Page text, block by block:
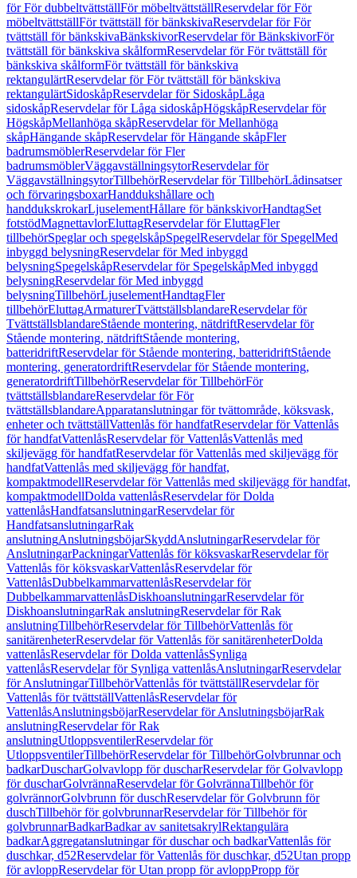
för För dubbeltvättställFör möbeltvättställReservdelar för För
möbeltvättställFör tvättställ för bänkskivaReservdelar för För
tvättställ för bänkskivaBänkskivorReservdelar för BänkskivorFör
tvättställ för bänkskiva skålformReservdelar för För tvättställ för
bänkskiva skålformFör tvättställ för bänkskiva
rektangulärtReservdelar för För tvättställ för bänkskiva
rektangulärtSidoskåpReservdelar för SidoskåpLåga
sidoskåpReservdelar för Låga sidoskåpHögskåpReservdelar för
HögskåpMellanhöga skåpReservdelar för Mellanhöga
skåpHängande skåpReservdelar för Hängande skåpFler
badrumsmöblerReservdelar för Fler
badrumsmöblerVäggavställningsytorReservdelar för
VäggavställningsytorTillbehörReservdelar för TillbehörLådinsatser
och förvaringsboxarHanddukshållare och
handdukskrokarLjuselementHållare för bänkskivorHandtagSet
fotstödMagnettavlorEluttagReservdelar för EluttagFler
tillbehörSpeglar och spegelskåpSpegelReservdelar för SpegelMed
inbyggd belysningReservdelar för Med inbyggd
belysningSpegelskåpReservdelar för SpegelskåpMed inbyggd
belysningReservdelar för Med inbyggd
belysningTillbehörLjuselementHandtagFler
tillbehörEluttagArmaturerTvättställsblandareReservdelar för
TvättställsblandareStående montering, nätdriftReservdelar för
Stående montering, nätdriftStående montering,
batteridriftReservdelar för Stående montering, batteridriftStående
montering, generatordriftReservdelar för Stående montering,
generatordriftTillbehörReservdelar för TillbehörFör
tvättställsblandareReservdelar för För
tvättställsblandareApparatanslutningar för tvättområde, köksvask,
enheter och tvättställVattenlås för handfatReservdelar för Vattenlås
för handfatVattenlåsReservdelar för VattenlåsVattenlås med
skiljevägg för handfatReservdelar för Vattenlås med skiljevägg för
handfatVattenlås med skiljevägg för handfat,
kompaktmodellReservdelar för Vattenlås med skiljevägg för handfat,
kompaktmodellDolda vattenlåsReservdelar för Dolda
vattenlåsHandfatsanslutningarReservdelar för
HandfatsanslutningarRak
anslutningAnslutningsböjarSkyddAnslutningarReservdelar för
AnslutningarPackningarVattenlås för köksvaskarReservdelar för
Vattenlås för köksvaskarVattenlåsReservdelar för
VattenlåsDubbelkammarvattenlåsReservdelar för
DubbelkammarvattenlåsDiskhoanslutningarReservdelar för
DiskhoanslutningarRak anslutningReservdelar för Rak
anslutningTillbehörReservdelar för TillbehörVattenlås för
sanitärenheterReservdelar för Vattenlås för sanitärenheterDolda
vattenlåsReservdelar för Dolda vattenlåsSynliga
vattenlåsReservdelar för Synliga vattenlåsAnslutningarReservdelar
för AnslutningarTillbehörVattenlås för tvättställReservdelar för
Vattenlås för tvättställVattenlåsReservdelar för
VattenlåsAnslutningsböjarReservdelar för AnslutningsböjarRak
anslutningReservdelar för Rak
anslutningUtloppsventilerReservdelar för
UtloppsventilerTillbehörReservdelar för TillbehörGolvbrunnar och
badkarDuscharGolvavlopp för duscharReservdelar för Golvavlopp
för duscharGolvrännaReservdelar för GolvrännaTillbehör för
golvrännorGolvbrunn för duschReservdelar för Golvbrunn för
duschTillbehör för golvbrunnarReservdelar för Tillbehör för
golvbrunnarBadkarBadkar av sanitetsakrylRektangulära
badkarAggregatanslutningar för duschar och badkarVattenlås för
duschkar, d52Reservdelar för Vattenlås för duschkar, d52Utan propp
för avloppReservdelar för Utan propp för avloppPropp för